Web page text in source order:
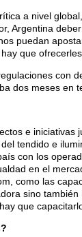
a nivel
Argentina
puedan
que
con
dos meses en
e
del tendido e
con los
en el
como las
sino
que